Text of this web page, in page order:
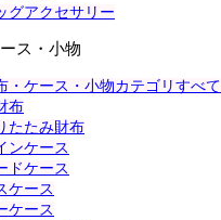
グアクセサリー
ス・小物
・ケース・小物カテゴリすべて
布
たたみ財布
ンケース
ドケース
ケース
ケース